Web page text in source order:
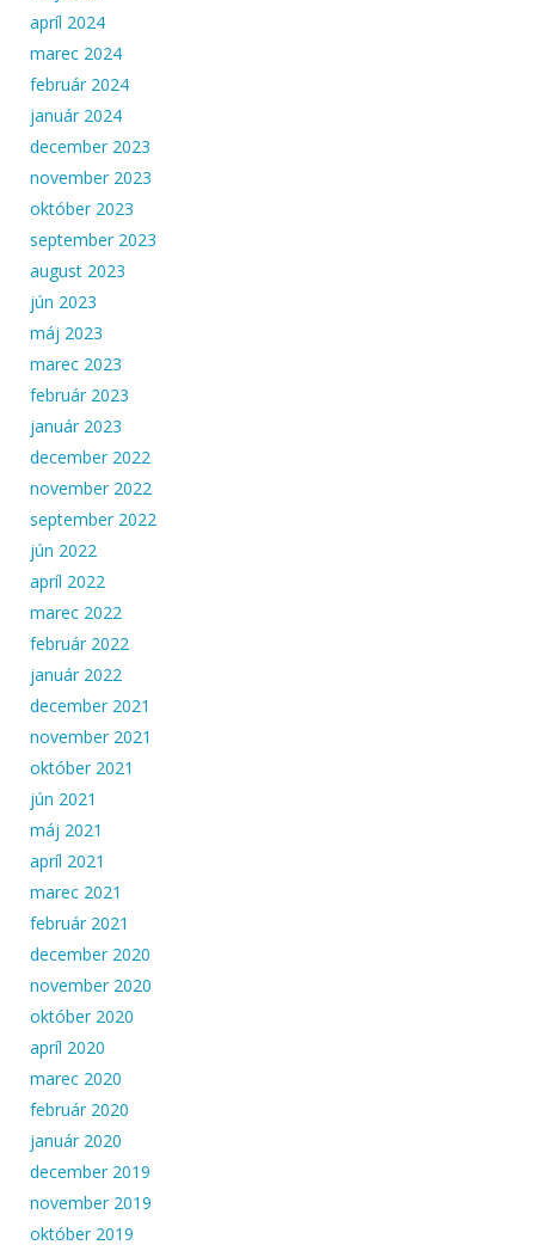
apríl 2024
marec 2024
február 2024
január 2024
december 2023
november 2023
október 2023
september 2023
august 2023
jún 2023
máj 2023
marec 2023
február 2023
január 2023
december 2022
november 2022
september 2022
jún 2022
apríl 2022
marec 2022
február 2022
január 2022
december 2021
november 2021
október 2021
jún 2021
máj 2021
apríl 2021
marec 2021
február 2021
december 2020
november 2020
október 2020
apríl 2020
marec 2020
február 2020
január 2020
december 2019
november 2019
október 2019